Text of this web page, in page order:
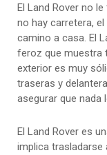
El Land Rover no
no hay carretera,
camino a casa. El
feroz que muestra
exterior es muy
traseras y
asegurar que nada
El Land Rover es
implica trasladarse